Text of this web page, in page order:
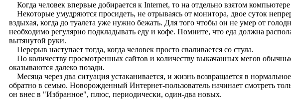
Когда человек впервые добирается к Internet, то на отдельно взятом компьютере
Некоторые умудряются просидеть, не отрываясь от монитора, двое суток
вздыхая, когда до туалета уже нужно бежать. Для того чтобы он не умер от
необходимо регулярно подкладывать еду и кофе. Помните, что еда должна
вытянутой руки.
Перерыв наступает тогда, когда человек просто сваливается со стула.
По количеству просмотренных сайтов и количеству выкачанных мегов
оказываются далеко позади.
Месяца через два ситуация устаканивается, и жизнь возвращается в
обратно в семью. Новорожденный Интернет-пользователь начинает смотреть
он внес в "Избранное", плюс, периодически, один-два новых.